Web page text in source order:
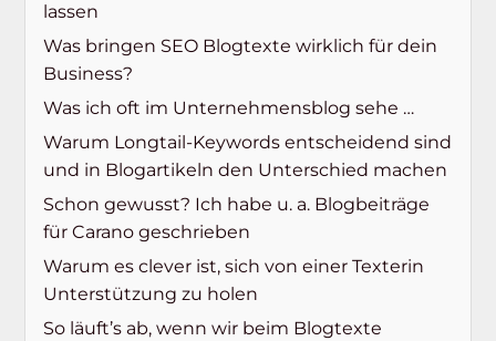
lassen
Was bringen SEO Blogtexte wirklich für dein
Business?
Was ich oft im Unternehmensblog sehe …
Warum Longtail-Keywords entscheidend sind
und in Blogartikeln den Unterschied machen
Schon gewusst? Ich habe u. a. Blogbeiträge
für Carano geschrieben
Warum es clever ist, sich von einer Texterin
Unterstützung zu holen
So läuft’s ab, wenn wir beim Blogtexte